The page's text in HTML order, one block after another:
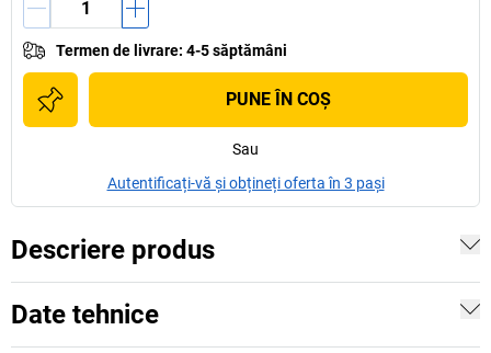
Termen de livrare: 4-5 săptămâni
PUNE ÎN COŞ
Sau
Autentificați-vă și obțineți oferta în 3 pași
Descriere produs
Date tehnice